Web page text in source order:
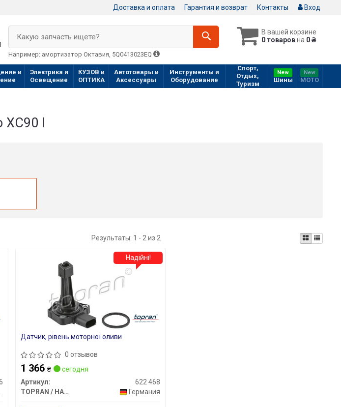
Доставка и оплата Гарантия и возврат Контакты Вход
В вашей корзине
0 товаровна 0 ₴
Какую запчасть ищете?
Например: амортизатор Октавия, 5Q0413023EQ
и
Электрика и
Освещение
КУЗОВ и
ОПТИКА
Автотовары и
Аксессуары
Инструменты и
Оборудование
Спорт,
Отдых,
Туризм
New
Шины
New
МOTO
I
Результаты: 1 - 2 из 2
Датчик, рівень моторної оливи
0 отзывов
1 366₴
сегодня
Артикул:
622 468
TOPRAN / HANS PRIES
Германия
Надійні!